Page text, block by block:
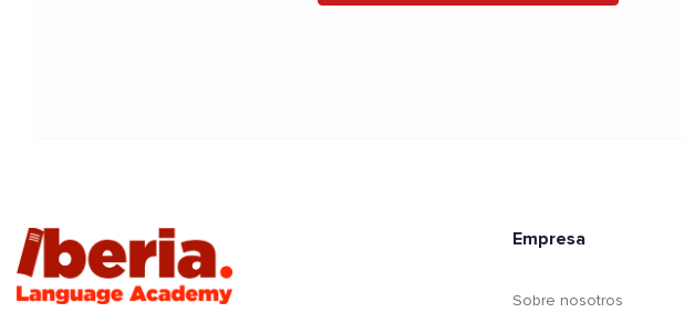
Empresa
Sobre nosotros